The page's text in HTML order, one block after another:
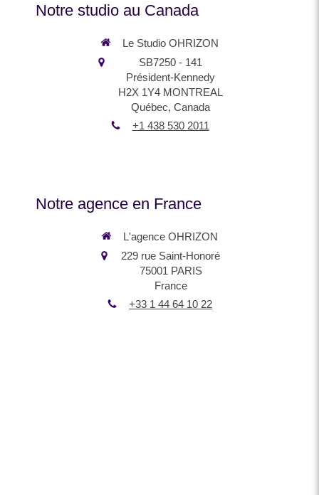
Notre studio au Canada
Le Studio OHRIZON
SB7250 - 141
Président-Kennedy
H2X 1Y4 MONTREAL
Québec, Canada
+1 438 530 2011
Notre agence en France
L'agence OHRIZON
229 rue Saint-Honoré
75001 PARIS
France
+33 1 44 64 10 22